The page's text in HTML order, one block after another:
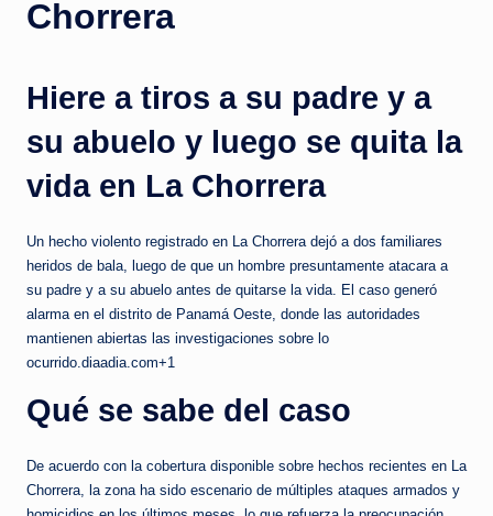
n
t
a
n
e
Chorrera
Hiere a tiros a su padre y a
su abuelo y luego se quita la
vida en La Chorrera
Un hecho violento registrado en La Chorrera dejó a dos familiares
heridos de bala, luego de que un hombre presuntamente atacara a
su padre y a su abuelo antes de quitarse la vida. El caso generó
alarma en el distrito de Panamá Oeste, donde las autoridades
mantienen abiertas las investigaciones sobre lo
ocurrido.diaadia.com+1
Qué se sabe del caso
De acuerdo con la cobertura disponible sobre hechos recientes en La
Chorrera, la zona ha sido escenario de múltiples ataques armados y